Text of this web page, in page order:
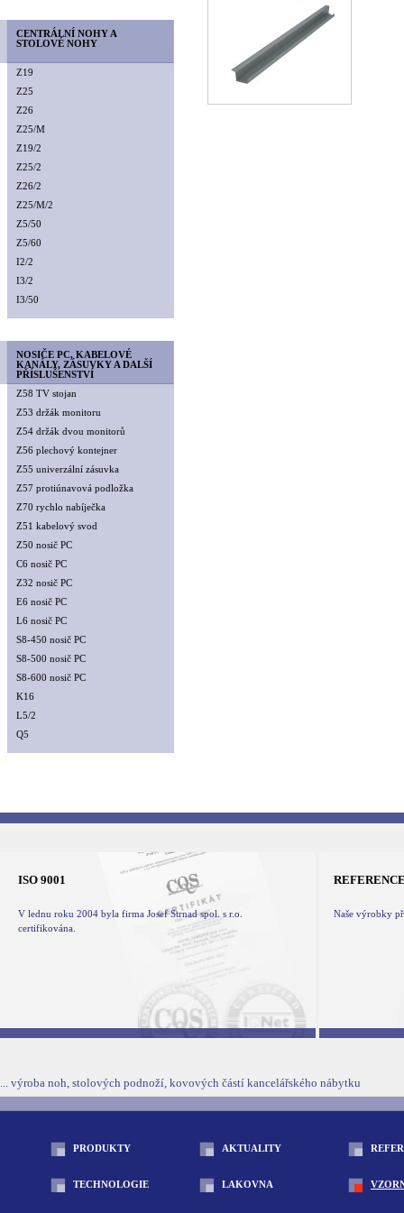
CENTRÁLNÍ NOHY A
STOLOVÉ NOHY
Z19
Z25
Z26
Z25/M
Z19/2
Z25/2
Z26/2
Z25/M/2
Z5/50
Z5/60
I2/2
I3/2
I3/50
NOSIČE PC, KABELOVÉ
KANÁLY, ZÁSUVKY A DALŠÍ
PŘÍSLUŠENSTVÍ
Z58 TV stojan
Z53 držák monitoru
Z54 držák dvou monitorů
Z56 plechový kontejner
Z55 univerzální zásuvka
Z57 protiúnavová podložka
Z70 rychlo nabíječka
Z51 kabelový svod
Z50 nosič PC
C6 nosič PC
Z32 nosič PC
E6 nosič PC
L6 nosič PC
S8-450 nosič PC
S8-500 nosič PC
S8-600 nosič PC
K16
L5/2
Q5
ISO 9001
V lednu roku 2004 byla firma Josef Strnad spol. s r.o.
certifikována.
Naše výrobky
... výroba noh, stolových podnoží, kovových částí kancelářského nábytku
PRODUKTY AKTUALITY
TECHNOLOGIE LAKOVNA